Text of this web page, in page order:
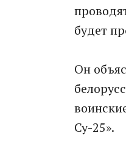
будет
Он
Су-25».